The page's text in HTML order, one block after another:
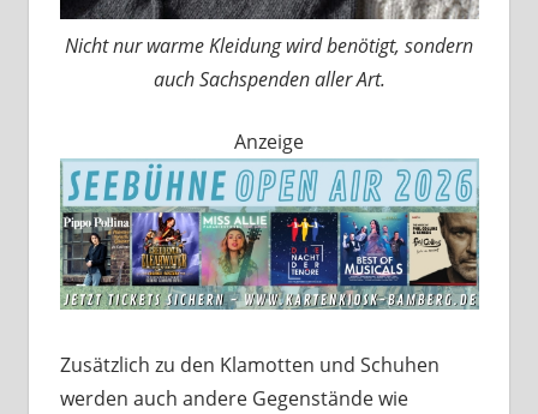
Nicht nur warme Kleidung wird benötigt, sondern
auch Sachspenden aller Art.
Anzeige
Zusätzlich zu den Klamotten und Schuhen
werden auch andere Gegenstände wie